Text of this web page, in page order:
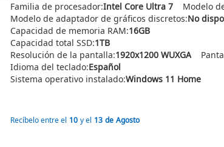
Familia de procesador:Intel Core Ultra 7 Modelo
Modelo de adaptador de gráficos discretos:No
Capacidad de memoria RAM:16GB
Capacidad total SSD:1TB
Resolución de la pantalla:1920x1200 WUXGA
Idioma del teclado:Español
Sistema operativo instalado:Windows 11 Home
Recíbelo entre el 10 y el 13 de Agosto